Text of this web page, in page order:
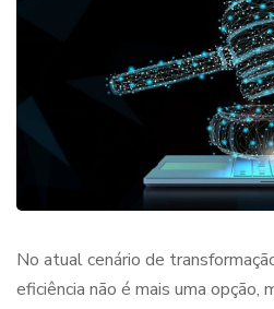
No atual cenário de
eficiência não é mais uma opção,